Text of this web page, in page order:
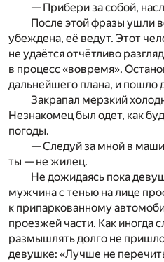
— Прибери за собой,
После этой фразы ушли
убеждена, её ведут. Этот
не удаётся отчётливо
в процесс «вовремя».
дальнейшего плана, и пошло
Закрапал мерзкий
Незнакомец был одет, как
погоды.
— Следуй за мной в
ты — не жилец.
Не дожидаясь пока
мужчина с тенью на лице
к припаркованному
проезжей части. Как иногда
размышлять долго не
девушке: «Лучше не